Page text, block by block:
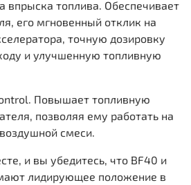
впрыска топлива. Обеспечивает
его мгновенный отклик на
точную дозировку
и улучшенную топливную
Повышает топливную
позволяя ему работать на
смеси.
и вы убедитесь, что BF40 и
лидирующее положение в